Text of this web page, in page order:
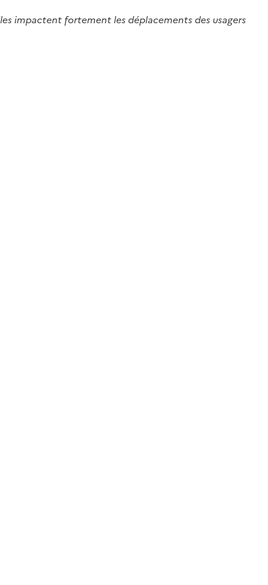
impactent fortement les déplacements des usagers